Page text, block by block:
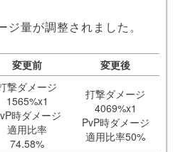
ジ量が調整されました。
変更前
変更後
撃ダメージ
1565%x1
時ダメージ
適用比率
74.58%
打撃ダメージ
4069%x1
PvP時ダメージ
適用比率50%